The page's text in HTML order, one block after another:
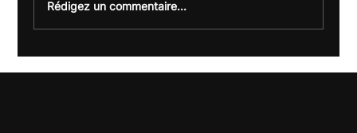
Rédigez un commentaire...